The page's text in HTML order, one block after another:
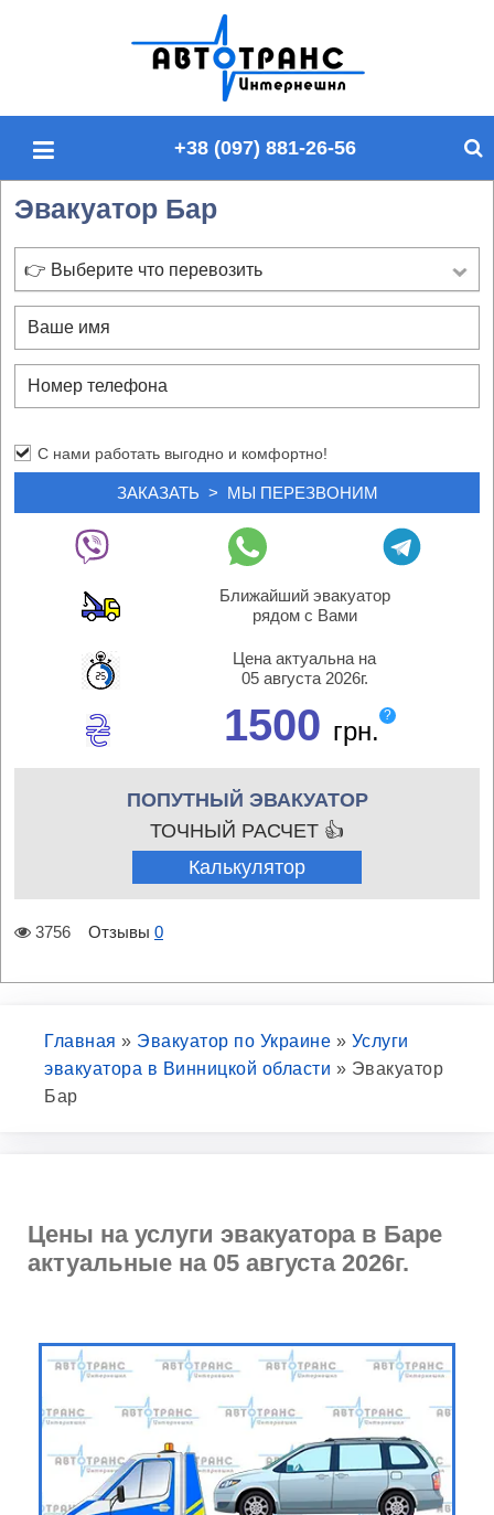
п
й
у
+38 (097) 881-26-56
Эвакуатор Бар
👉 Выберите что перевозить
С нами работать выгодно и комфортно!
Ближайший эвакуатор
рядом с Вами
Цена актуальна на
05 августа 2026г.
1500 грн.
?
ПОПУТНЫЙ ЭВАКУАТОР
ТОЧНЫЙ РАСЧЕТ 👍
Калькулятор
3756 Отзывы 0
Главная » Эвакуатор по Украине » Услуги
эвакуатора в Винницкой области » Эвакуатор
Бар
Цены на услуги эвакуатора в Баре
актуальные на 05 августа 2026г.